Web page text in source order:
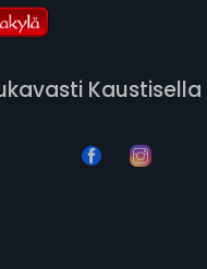
Kaustisella